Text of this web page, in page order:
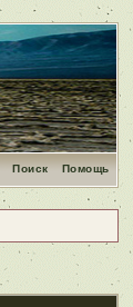
Помощь
Поиск